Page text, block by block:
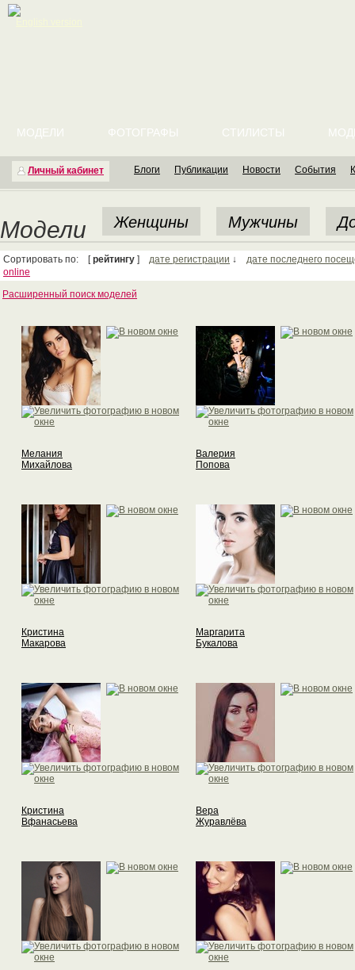
Личный кабинет
МОДЕЛИ ФОТОГРАФЫ СТИЛИСТЫ
Блоги Публикации Новости События
Модели Женщины Мужчины
Сортировать по: [рейтингу ] дате регистрации ↓ дате последнего
online
Расширенный поиск моделей
Мелания
Михайлова
Валерия
Попова
Кристина
Макарова
Маргарита
Букалова
Кристина
Вфанасьева
Вера
Журавлёва